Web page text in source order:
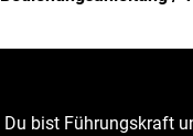
Du bist Führungskraft